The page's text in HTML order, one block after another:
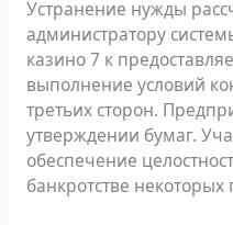
Устранение нужды
администратору
казино 7 к
выполнение условий
третьих сторон.
утверждении бумаг.
обеспечение
банкротстве некоторых